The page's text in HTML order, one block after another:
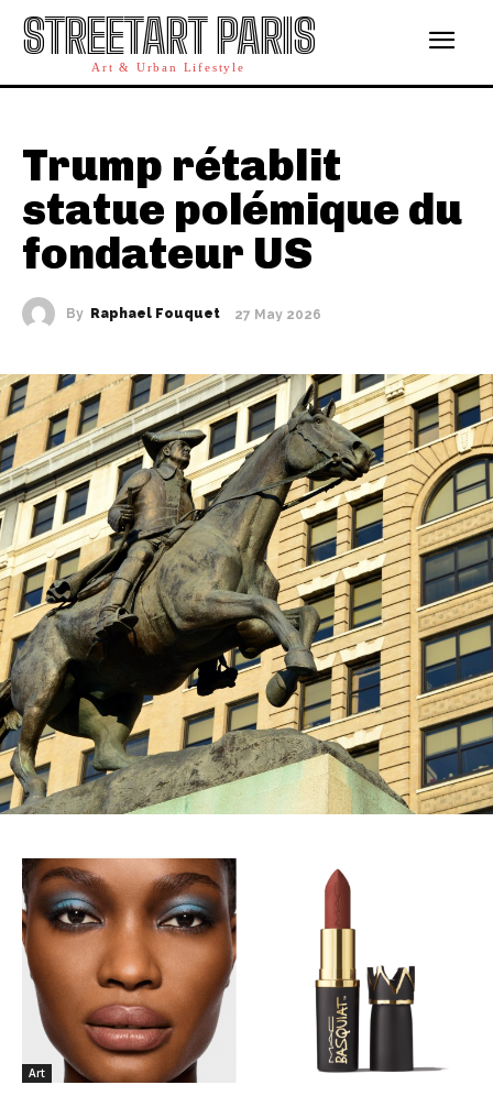
STREETART PARIS
Art & Urban Lifestyle
Trump rétablit
statue polémique du
fondateur US
By Raphael Fouquet 27 May 2026
Art